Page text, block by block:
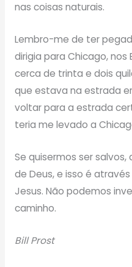
nas coisas naturais.
Lembro-me de ter
dirigia para Chicago, nos
cerca de trinta e dois
que estava na estrada
voltar para a estrada
teria me levado a
Se quisermos ser
de Deus, e isso é através
Jesus. Não podemos
caminho.
Bill Prost